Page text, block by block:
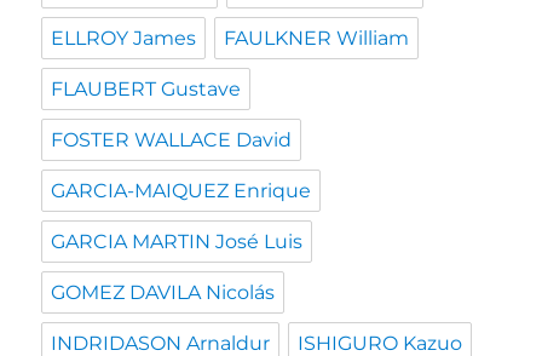
ELLROY James FAULKNER William
FLAUBERT Gustave
FOSTER WALLACE David
GARCIA-MAIQUEZ Enrique
GARCIA MARTIN José Luis
GOMEZ DAVILA Nicolás
INDRIDASON Arnaldur ISHIGURO Kazuo